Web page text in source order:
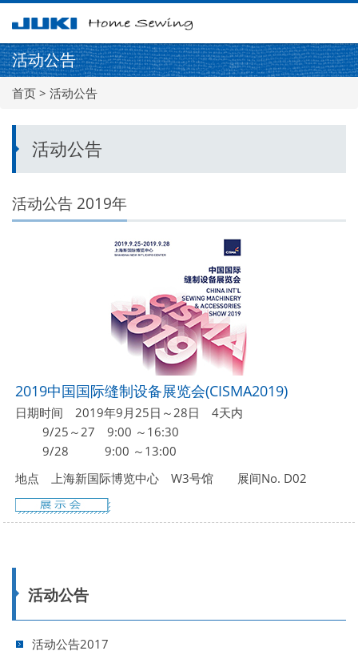
ニ
ュ
ー
活动公告
首页 > 活动公告
活动公告
活动公告 2019年
2019中国国际缝制设备展览会(CISMA2019)
日期时间 2019年9月25日～28日 4天内
9/25～27 9:00 ～16:30
9/28 9:00 ～13:00
地点 上海新国际博览中心 W3号馆 展间No. D02
活动公告
活动公告2017